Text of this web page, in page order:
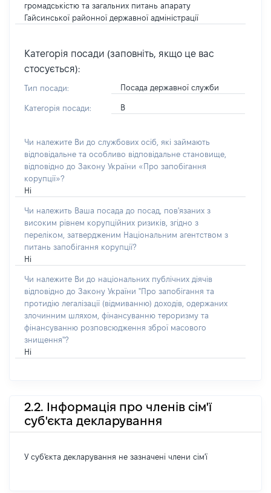
громадськістю та загальних питань апарату
Гайсинської районної державної адміністрації
Категорія посади (заповніть, якщо це вас
стосується):
Тип посади: Посада державної служби
Категорія посади: В
Чи належите Ви до службових осіб, які займають
відповідальне та особливо відповідальне становище,
відповідно до Закону України «Про запобігання
корупції»?
Ні
Чи належить Ваша посада до посад, пов'язаних з
високим рівнем корупційних ризиків, згідно з
переліком, затвердженим Національним агентством з
питань запобігання корупції?
Ні
Чи належите Ви до національних публічних діячів
відповідно до Закону України "Про запобігання та
протидію легалізації (відмиванню) доходів, одержаних
злочинним шляхом, фінансуванню тероризму та
фінансуванню розповсюдження зброї масового
знищення"?
Ні
2.2. Інформація про членів сім'ї
суб'єкта декларування
У суб'єкта декларування не зазначені члени сім'ї